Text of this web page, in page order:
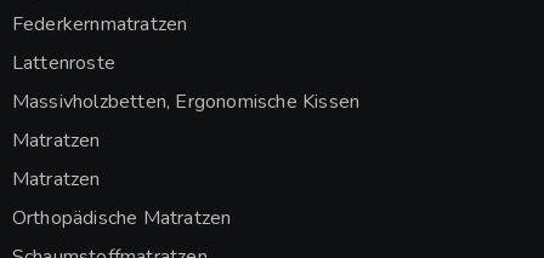
Federkernmatratzen
Lattenroste
Massivholzbetten, Ergonomische Kissen
Matratzen
Matratzen
Orthopädische Matratzen